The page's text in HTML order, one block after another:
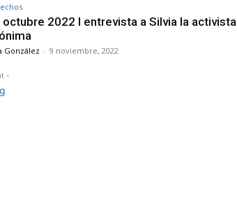
octubre 2022 I entrevista a Silvia la activista
González - 9 noviembre, 2022
-